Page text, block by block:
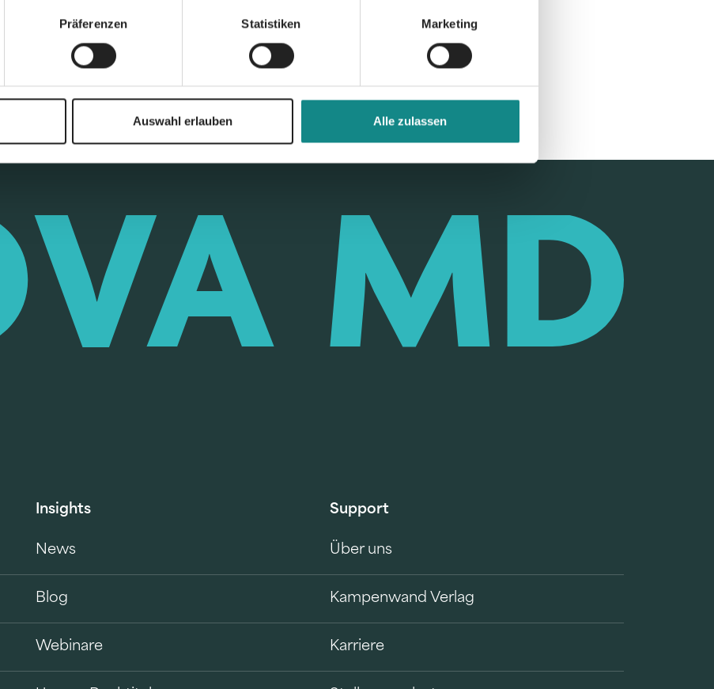
Präferenzen Statistiken Marketing
Auswahl erlauben Alle zulassen
Insights
News
Blog
Webinare
Support
Über uns
Kampenwand Verlag
Karriere